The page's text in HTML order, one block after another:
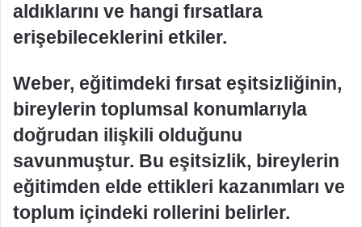
aldıklarını ve hangi fırsatlara
erişebileceklerini etkiler.
Weber, eğitimdeki fırsat eşitsizliğinin,
bireylerin toplumsal konumlarıyla
doğrudan ilişkili olduğunu
savunmuştur. Bu eşitsizlik, bireylerin
eğitimden elde ettikleri kazanımları ve
toplum içindeki rollerini belirler.